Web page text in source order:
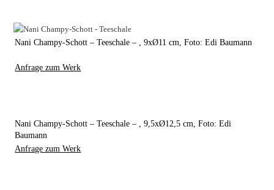
Nani Champy-Schott – Teeschale – , 9xØ11 cm, Foto: Edi Baumann
Anfrage zum Werk
Nani Champy-Schott – Teeschale – , 9,5xØ12,5 cm, Foto: Edi
Baumann
Anfrage zum Werk